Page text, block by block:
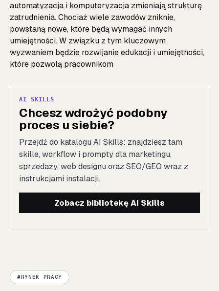
automatyzacja i komputeryzacja zmieniają strukturę
zatrudnienia. Chociaż wiele zawodów zniknie,
powstaną nowe, które będą wymagać innych
umiejętności. W związku z tym kluczowym
wyzwaniem będzie rozwijanie edukacji i umiejętności,
które pozwolą pracownikom
AI SKILLS
Chcesz wdrożyć podobny
proces u siebie?
Przejdź do katalogu AI Skills: znajdziesz tam
skille, workflow i prompty dla marketingu,
sprzedaży, web designu oraz SEO/GEO wraz z
instrukcjami instalacji.
Zobacz bibliotekę AI Skills
RYNEK PRACY